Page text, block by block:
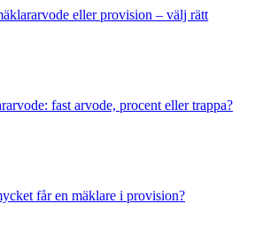
eller provision – välj rätt
fast arvode, procent eller trappa?
får en mäklare i provision?